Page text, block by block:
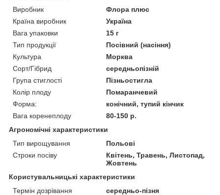
Виробник
Флора плюс
Країна виробник
Україна
Вага упаковки
15 г
Тип продукції
Посівний (насіння)
Культура
Морква
Сорт/Гібрид
середньопізній
Група стиглості
Пізньостигла
Колір плоду
Помаранчевий
Форма:
конічний, тупий кінчик
Вага коренеплоду
80-150 р.
Агрономічні характеристики
Тип вирощування
Польові
Строки посіву
Квітень, Травень, Листопад,
Жовтень
Користувальницькі характеристики
Термін дозрівання
середньо-пізня